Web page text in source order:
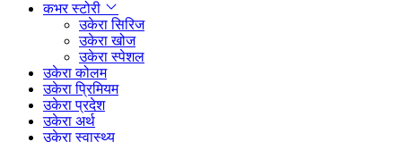
कभर स्टोरी
उकेरा सिरिज
उकेरा खोज
उकेरा स्पेशल
उकेरा कोलम
उकेरा प्रिमियम
उकेरा प्रदेश
उकेरा अर्थ
उकेरा स्वास्थ्य